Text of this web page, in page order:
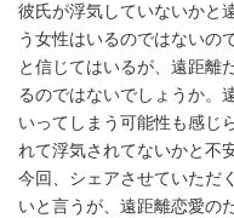
彼氏が浮気していないかと
う女性はいるのではないの
と信じてはいるが、遠距離
るのではないでしょうか。
いってしまう可能性も感じ
れて浮気されてないかと不
今回、シェアさせていただ
いと言うが、遠距離恋愛の